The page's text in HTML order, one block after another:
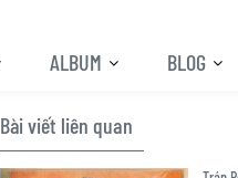
ALBUM BLOG
Bài viết liên quan